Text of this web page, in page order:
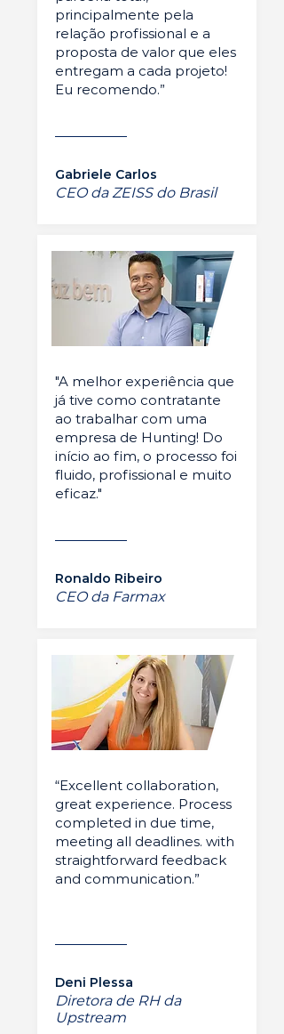
principalmente pela
relação profissional e a
proposta de valor que eles
entregam a cada projeto!
Eu recomendo.”
Gabriele Carlos
CEO da ZEISS do Brasil
"A melhor experiência que
já tive como contratante
ao trabalhar com uma
empresa de Hunting! Do
início ao fim, o processo foi
fluido, profissional e muito
eficaz."
Ronaldo Ribeiro
CEO da Farmax
“Excellent collaboration,
great experience. Process
completed in due time,
meeting all deadlines. with
straightforward feedback
and communication.”
Deni Plessa
Diretora de RH da
Upstream